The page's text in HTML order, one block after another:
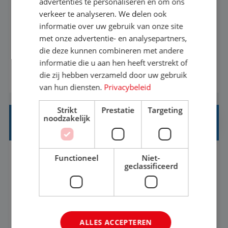
Met jouw ervaring in de reisbranche of
achtergrond in toerisme ben je klaar voor de
volgende stap. Vanaf je stoel reis je de hele
wereld over en speel je moeiteloos in op de
wensen van je team, je klant en wat er in de
reiswereld gebeurt. Met je enthousiasme weet je
klanten te overtuigen om die droomreis te
boeken! ...
BEKIJK VACATURE
REISADVISEUR ALLROUND
Aalsmeer, Noord-Holland, Nederland
Baan
MBO
het nu voor jezelf is, of voor een ander: jij vindt
verkeer te analyseren. We delen ook
informatie over uw gebruik van onze site
met onze advertentie- en analysepartners,
die deze kunnen combineren met andere
informatie die u aan hen heeft verstrekt of
die zij hebben verzameld door uw gebruik
van hun diensten. Privacybeleid
Strikt
noodzakelijk
Prestatie Targeting
Functioneel
Niet-
geclassificeerd
ALLES ACCEPTEREN